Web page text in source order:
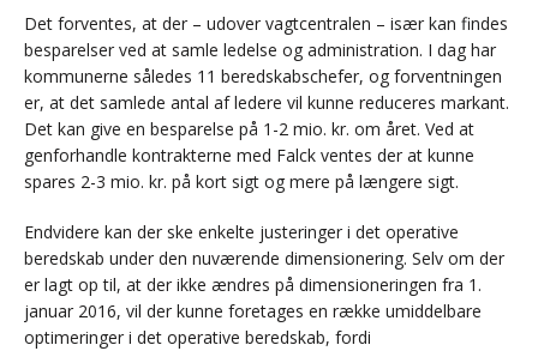
Det forventes, at der – udover vagtcentralen – især kan findes
besparelser ved at samle ledelse og administration. I dag har
kommunerne således 11 beredskabschefer, og forventningen
er, at det samlede antal af ledere vil kunne reduceres markant.
Det kan give en besparelse på 1-2 mio. kr. om året. Ved at
genforhandle kontrakterne med Falck ventes der at kunne
spares 2-3 mio. kr. på kort sigt og mere på længere sigt.
Endvidere kan der ske enkelte justeringer i det operative
beredskab under den nuværende dimensionering. Selv om der
er lagt op til, at der ikke ændres på dimensioneringen fra 1.
januar 2016, vil der kunne foretages en række umiddelbare
optimeringer i det operative beredskab, fordi